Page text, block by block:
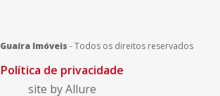
Guaíra Imóveis -Todos os direitos reservados
Política de privacidade
site by Allure